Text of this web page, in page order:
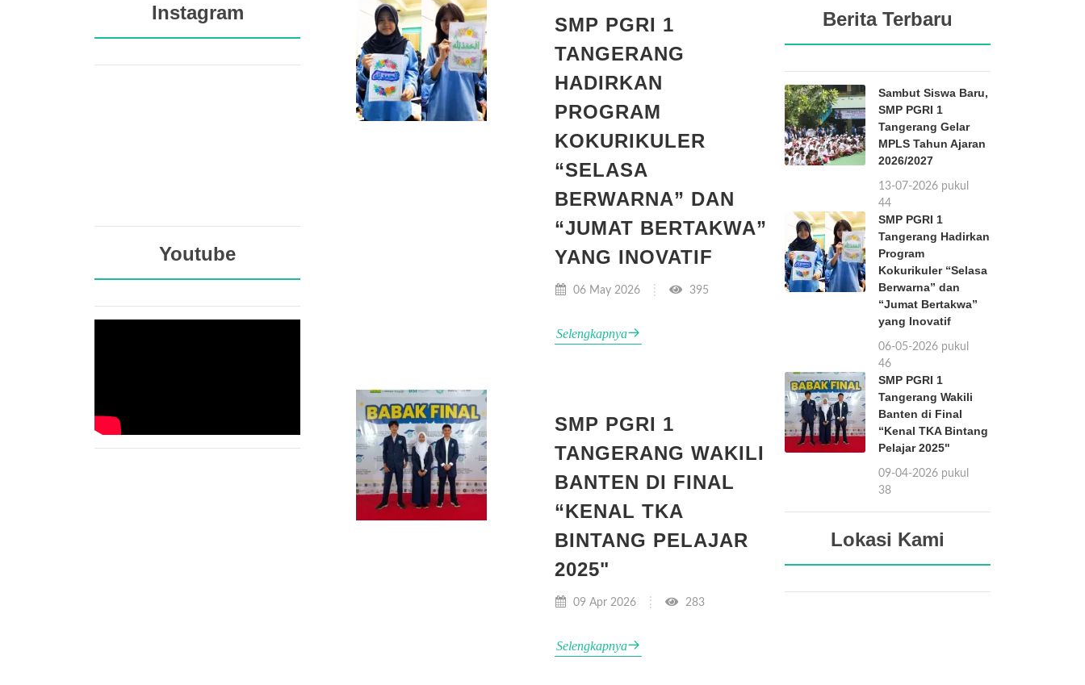
Instagram
Youtube
SMP PGRI 1
TANGERANG
HADIRKAN
PROGRAM
KOKURIKULER
“SELASA
BERWARNA” DAN
“JUMAT BERTAKWA”
YANG INOVATIF
06 May 2026 395
Selengkapnya
SMP PGRI 1
TANGERANG WAKILI
BANTEN DI FINAL
“KENAL TKA
BINTANG PELAJAR
2025"
09 Apr 2026 283
Selengkapnya
Berita Terbaru
Sambut Siswa Baru,
SMP PGRI 1
Tangerang Gelar
MPLS Tahun Ajaran
2026/2027
13-07-2026 pukul
11:44
SMP PGRI 1
Tangerang Hadirkan
Program
Kokurikuler “Selasa
Berwarna” dan
“Jumat Bertakwa”
yang Inovatif
06-05-2026 pukul
11:46
SMP PGRI 1
Tangerang Wakili
Banten di Final
“Kenal TKA Bintang
Pelajar 2025"
09-04-2026 pukul
15:38
Lokasi Kami